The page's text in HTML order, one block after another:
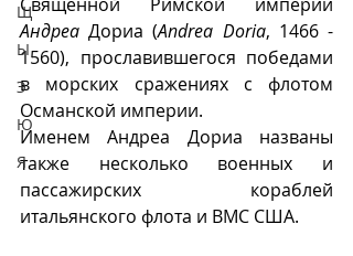
Щ
Ы
Э
Ю
Я
Андреа Дориа (Andrea Doria, 1466 -
1560), прославившегося победами
в морских сражениях с флотом
Османской империи.
Именем Андреа Дориа названы
также несколько военных и
пассажирских кораблей
итальянского флота и ВМС США.